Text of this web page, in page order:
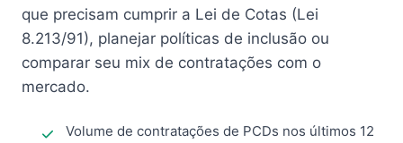
que precisam cumprir a Lei de Cotas (Lei
8.213/91), planejar políticas de inclusão ou
comparar seu mix de contratações com o
mercado.
Volume de contratações de PCDs nos últimos 12